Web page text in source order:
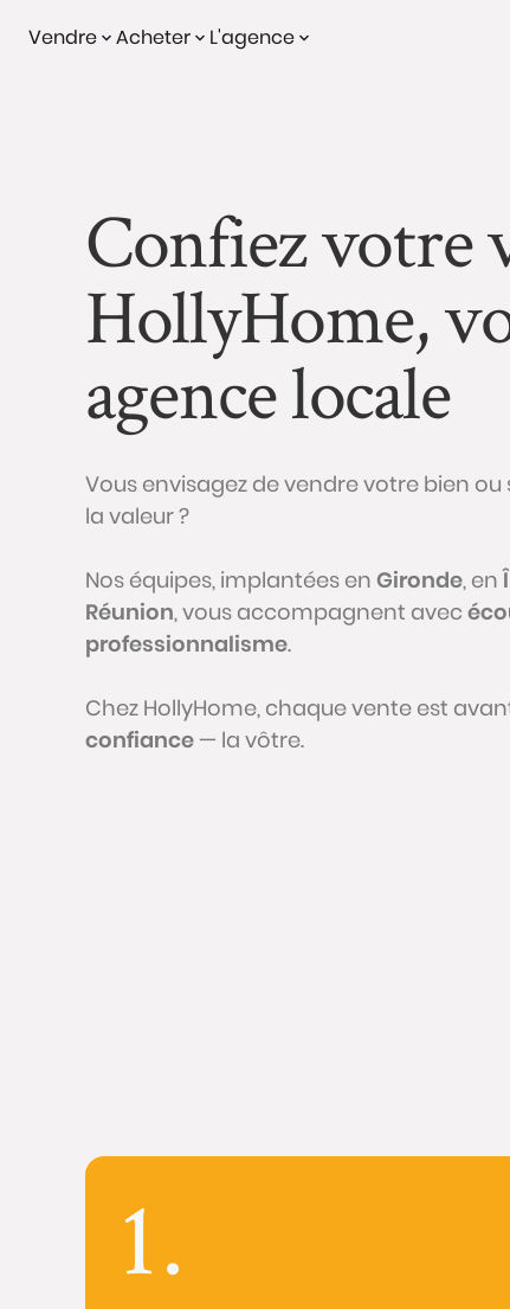
Vendre Acheter L'agence
Confiez votre
HollyHome,
agence locale
Vous envisagez de vendre votre bien
la valeur ?
Nos équipes, implantées en Gironde, en
Réunion, vous accompagnent avec
professionnalisme.
Chez HollyHome, chaque vente est
confiance — la vôtre.
1.